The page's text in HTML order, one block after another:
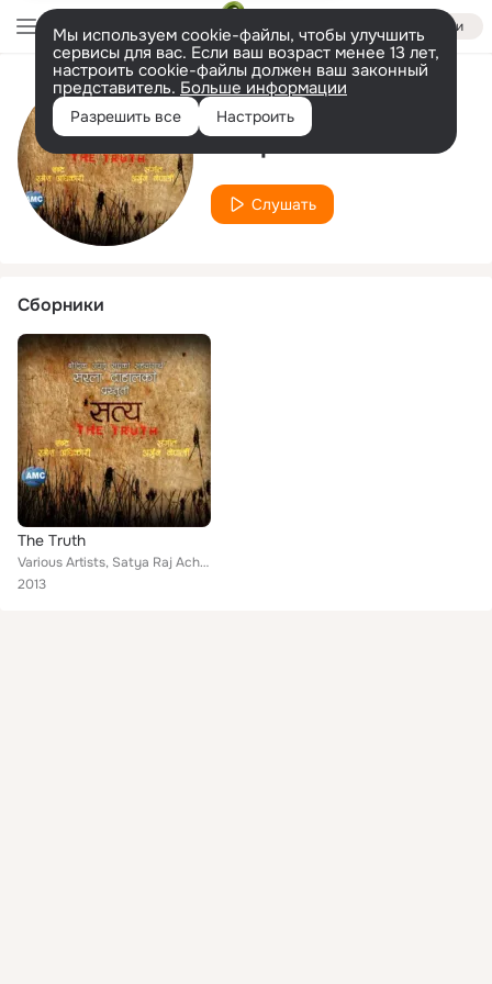
Войти
Мы используем cookie-файлы, чтобы улучшить
сервисы для вас. Если ваш возраст менее 13 лет,
настроить cookie-файлы должен ваш законный
представитель. Больше информации
Разрешить все Настроить
Исполнитель
Deep Limbu
Слушать
Сборники
The Truth
Various Artists, Satya Raj Acharya, Aani Choing Dolma, Ram Krishna Dhakal, Rajesh Payal Rai, Bharat Situla, Jagadish Samal, Swro...
2013